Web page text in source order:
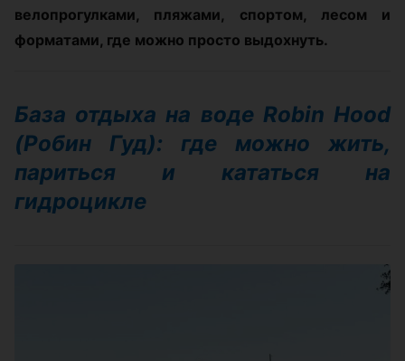
велопрогулками, пляжами, спортом, лесом и
форматами, где можно просто выдохнуть.
База отдыха на воде Robin Hood
(Робин Гуд): где можно жить,
париться и кататься на
гидроцикле